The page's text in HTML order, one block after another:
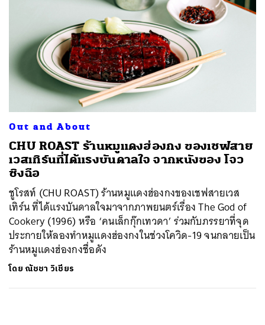
Out and About
CHU ROAST ร้านหมูแดงฮ่องกง ของเชฟสาย
เวสเทิร์นที่ได้แรงบันดาลใจ จากหนังของ โจว
ซิงฉือ
ชูโรสท์ (CHU ROAST) ร้านหมูแดงฮ่องกงของเชฟสายเวส
เทิร์น ที่ได้แรงบันดาลใจมาจากภาพยนตร์เรื่อง The God of
Cookery (1996) หรือ ‘คนเล็กกุ๊กเทวดา’ ร่วมกับภรรยาที่จุด
ประกายให้ลองทำหมูแดงฮ่องกงในช่วงโควิด-19 จนกลายเป็น
ร้านหมูแดงฮ่องกงชื่อดัง
โดย ณัชชา วิเชียร
SHARE